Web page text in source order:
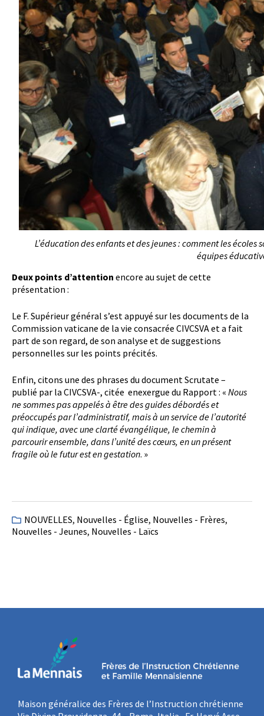
L’éducation des enfants et des jeunes : comment les
équipes
Deux points d’attention encore au sujet de cette
présentation :
Le F. Supérieur général s’est appuyé sur les documents de la
Commission vaticane de la vie consacrée CIVCSVA et a fait
part de son regard, de son analyse et de suggestions
personnelles sur les points précités.
Enfin, citons une des phrases du document Scrutate –
publié par la CIVCSVA-, citée enexergue du Rapport : « Nous
ne sommes pas appelés à être des guides débordés et
préoccupés par l’administratif, mais à un service de l’autorité
qui indique, avec une clarté évangélique, le chemin à
parcourir ensemble, dans l’unité des cœurs, en un présent
fragile où le futur est en gestation. »
NOUVELLES, Nouvelles - Église, Nouvelles - Frères,
Nouvelles - Jeunes, Nouvelles - Laïcs
Maison généralice des Frères de l’Instruction chrétienne